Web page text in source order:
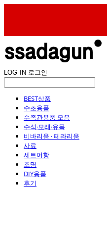
LOG IN 로그인
BEST상품
수초용품
수족관용품 모음
수석·모래·유목
비바리움 · 테라리움
사료
세트어항
조명
DIY용품
후기